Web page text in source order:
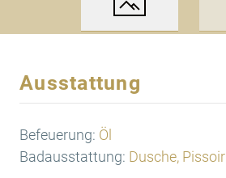
Ausstattung
Befeuerung: Öl
Badausstattung: Dusche, Pissoir